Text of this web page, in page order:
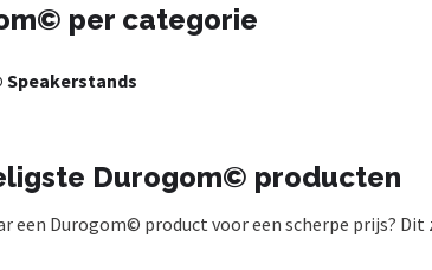
per categorie
Durogom© producten
een Durogom© product voor een scherpe prijs?